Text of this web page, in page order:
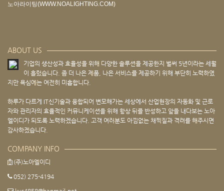
노아라이팅(WWW.NOALIGHTING.COM)
ABOUT US
기업의 생산성과 효율성을 위해 다양한 솔루션을 제공한지 벌써 5년이라는 세월
이 흘렀습니다. 좀 더 나은 제품, 나은 서비스를 제공하기 위해 부단히 노력하였
지만 욕심에는 여전히 미흡합니다.
하루가 다르게 IT신기술과 융합되어 변모해가는 세상에서 산업현장의 자동화 및 근로
자와 관리자의 효율적인 커뮤니케이션을 위해 항상 뒤를 반성하고 앞을 내다보는 노아
엘이디가 되도록 노력하겠습니다. 고객 여러분도 아낌없는 채찍질과 격려를 해주시면
감사하겠습니다.
COMPANY INFO
(주)노아엘이디
052) 275-4194